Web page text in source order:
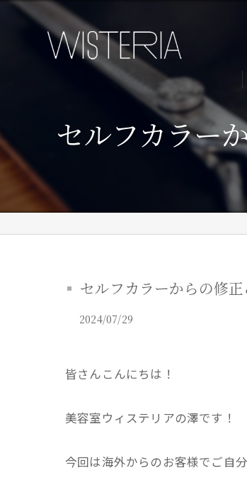
セルフカラー
セルフカラーからの修
2024/07/29
皆さんこんにちは！
美容室ウィステリアの澤です！
今回は海外からのお客様でご自